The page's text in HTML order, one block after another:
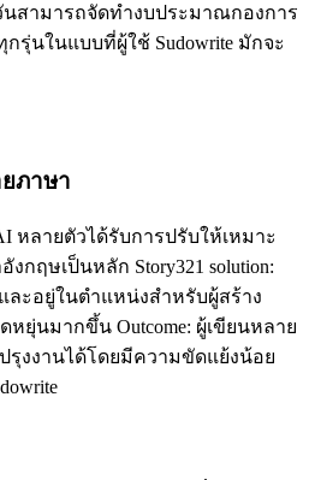
นสามารถจัดทำงบประมาณกองการ
รุ่นในแบบที่ผู้ใช้ Sudowrite มักจะ
ภาษา
หลายตัวได้รับการปรับให้เหมาะ
กฤษเป็นหลัก Story321 solution:
และอยู่ในตำแหน่งสำหรับผู้สร้าง
ยุ่นมากขึ้น Outcome: ผู้เขียนหลาย
รุงงานได้โดยมีความขัดแย้งน้อย